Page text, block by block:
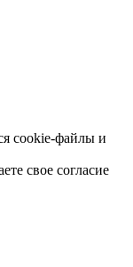
coоkie-файлы и
свое согласие